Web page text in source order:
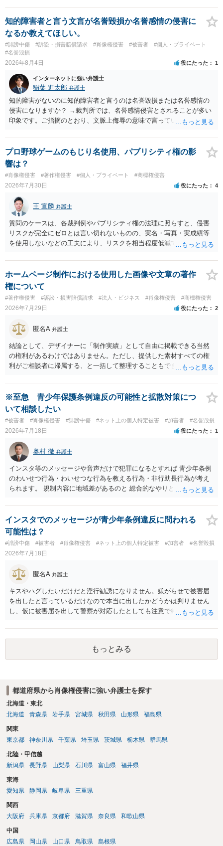
知的障害者と言う文言が名誉毀損か名誉感情の侵害に
なるか教えてほしい。
#誹謗中傷 #訴訟・損害賠償請求 #肖像権侵害 #被害者
#個人・プライベート
#名誉毀損
2026年8月4日 役にたった 1
インターネットに強い弁護士
稲葉 進太郎 弁護士
知的障害がないのに知的障害者と言うのは名誉毀損または名誉感情の
侵害になりますか？ →裁判所では、名誉感情侵害とされることが多い
印象です。ご指摘のとおり、文脈上侮辱の意味で言っている点も加味
プロ野球ゲームのもじり名使用、パブリシティ権の影
響は？
#肖像権侵害 #著作権侵害 #個人・プライベート #商標権侵害
2026年7月30日 役にたった 4
王 宣麟 弁護士
質問のケースは、各裁判例やパブリシティ権の法理に照らすと、侵害
リスクが完全にゼロとは言い切れないものの、実名・写真・実成績等
を使用しないなどの工夫により、リスクを相当程度低減できる設計に
推測できる」という点は、裁判で争われた場合に「専ら顧客吸引力の
利用を目的とする」と判断される余地を残すため、一定の注意が必要
です。 また、広告収益の有無は、侵害判断に一定の影響を与える可能
性がありますが、決定的要因ではありません。 パブリシティ権侵害の
成否は、主に「専ら顧客吸引力の利用を目的とするか」という点で判
断されます。広告収益があることは「商業的目的」を強く示す要素で
すが、それだけで直ちに侵害となるわけではありません。完全無償・
非営利であれば「表現の自由」「創作物」としての側面が強く評価さ
れる可能性があります。一方、広告収益がある場合は「商業利用」と
しての色彩が強まり、リスクが高まる可能性があります。 公開前に変
更・確認しておく事項については、公開の場でアドバイスするにも限
界があるかと思うので、資料等を持参の上、弁護士に相談されること
も一つかと存じます。
ホームページ制作における使用した画像や文章の著作
権について
#著作権侵害 #訴訟・損害賠償請求 #法人・ビジネス #肖像権侵害 #商標権侵害
2026年7月29日 役にたった 2
匿名A 弁護士
結論として、デザイナーに「制作実績」として自由に掲載できる当然
の権利があるわけではありません。ただし、提供した素材すべての権
利がご相談者に帰属する、と一括して整理することもできません。 ご
身が著作権者です。 他方、ブランド名、文字主体のロゴ、商品情報、
短いキャッチコピー、販売コンセプトなどは、通常、著作物には当た
りません。ただし、ロゴに独自の図形やイラスト等が含まれる場合に
は、その表現部分が著作物となる可能性があります。 また、人物写真
の著作権は撮影者に、肖像に関する権利は被写体本人に帰属します
（著作権法2条・17条）。 ウェブサイト全体に当然に著作権が生じる
わけではありません。デザイナーが独自に制作したイラストやバナー
等は別として、一般的なレイアウトや配色、依頼者から提供された素
材を希望に沿って配置した部分には、通常、著作物性は認められにく
いと考えられます。仮に具体的な画面構成の一部に創作性が認められ
ても、その権利は当該部分に限られ、ご相談者の写真や文章等を制作
実績として掲載する権限まで当然に生じるものではありません。 もっ
とも、契約書がなくても、見積書、メール、利用規約等に実績掲載へ
の同意があれば別です。また、単に制作を担当した事実を記載した
り、公開中のサイトへリンクしたりする行為まで当然に禁止できると
は限りません。 人物写真については、通常のSNSへの無断掲載と同
様、掲載目的、態様、必要性、本人の特定可能性等から判断されま
す。営業目的であり、本人も掲載を拒否していることは、違法性を認
りません。 まず、見積書、メール、チャット、デザイナーの利用規約
を許諾しない」と書面で明確に通知することをお勧めします。すでに
掲載された場合は、URL、掲載日時、画面を保存してから削除を求め
てください。
※至急 青少年保護条例違反の可能性と拡散対策につ
いて相談したい
#被害者 #肖像権侵害 #誹謗中傷 #ネット上の個人特定被害 #加害者 #名誉毀損
2026年7月18日 役にたった 1
奥村 徹 弁護士
インスタ等のメッセージや音声だけで犯罪になるとすれば 青少年条例
のわいせつ行為・わいせつな行為を教える行為・非行助長行為が考え
られます。 規制内容に地域差があるのと 総合的なやりとりの内容で判
す。
インスタでのメッセージが青少年条例違反に問われる
可能性は？
#誹謗中傷 #被害者 #肖像権侵害 #ネット上の個人特定被害 #加害者 #名誉毀損
2026年7月18日
匿名A 弁護士
キスやハグしたいだけだと淫行勧誘になりません。嫌がらせで被害届
を出したと言っているだけなので本当に出したかどうかは判りません
し、仮に被害届を出して警察が対応したとしても注意で終わるような
おくように。
もっとみる
都道府県から肖像権侵害に強い弁護士を探す
北海道・東北
北海道
青森県 岩手県 宮城県 秋田県 山形県 福島県
関東
東京都
神奈川県 千葉県 埼玉県 茨城県 栃木県 群馬県
北陸・甲信越
新潟県
長野県 山梨県 石川県 富山県 福井県
東海
愛知県
静岡県 岐阜県 三重県
関西
大阪府
兵庫県 京都府 滋賀県 奈良県 和歌山県
中国
広島県
岡山県 山口県 鳥取県 島根県